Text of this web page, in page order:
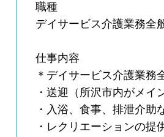
職種
デイサービス介護業務全
仕事内容
＊デイサービス介護業務
・送迎（所沢市内がメイ
・入浴、食事、排泄介助
・レクリエーションの提